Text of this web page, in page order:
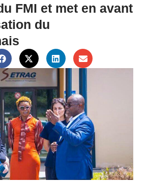
FMI et met en avant
du